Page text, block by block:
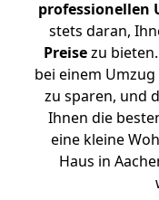
professionellen
stets daran,
Preisezu
bei einem
zu sparen, und
Ihnen die
eine kleine
Haus in